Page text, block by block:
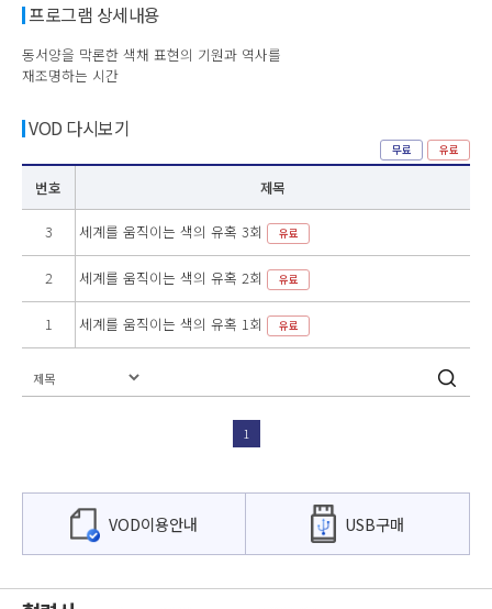
프로그램 상세내용
동서양을 막론한 색채 표현의 기원과 역사를
재조명하는 시간
VOD 다시보기
번호 제목
3 세계를 움직이는 색의 유혹 3회 유료
2 세계를 움직이는 색의 유혹 2회 유료
1 세계를 움직이는 색의 유혹 1회 유료
무료 유료
1
VOD이용안내 USB구매